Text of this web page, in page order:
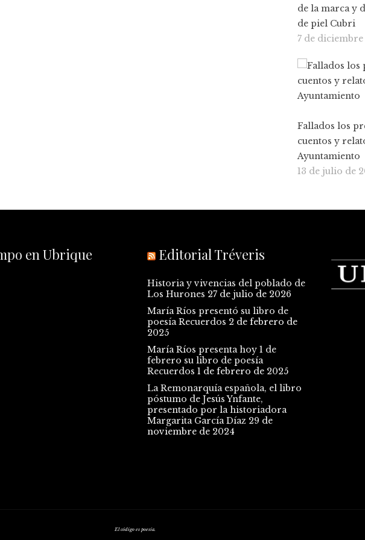
de la marca y
de piel Cubri
7 de diciembre
Fallados los
cuentos y
Ayuntamiento
13 de julio de
en Ubrique Editorial Tréveris
Historia y vivencias del poblado de
Los Hurones 27 de julio de 2026
María Ríos presentó su libro de
poesía Recuerdos 2 de febrero de
2025
María Ríos presenta hoy 1 de
febrero su libro de poesía
Recuerdos 1 de febrero de 2025
La Remonarquía española, el libro
póstumo de Jesús Ynfante,
presentado por la historiadora
Margarita García Díaz 29 de
noviembre de 2024
El código es poesía.